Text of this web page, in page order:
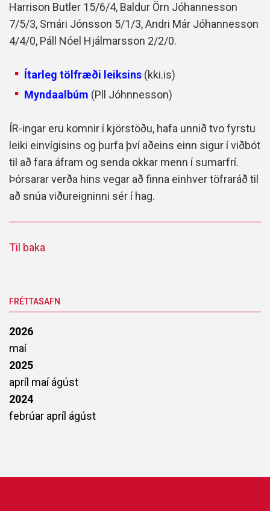
Harrison Butler 15/6/4, Baldur Örn Jóhannesson
7/5/3, Smári Jónsson 5/1/3, Andri Már Jóhannesson
4/4/0, Páll Nóel Hjálmarsson 2/2/0.
Ítarleg tölfræði leiksins (kki.is)
Myndaalbúm (Pll Jóhnnesson)
ÍR-ingar eru komnir í kjörstöðu, hafa unnið tvo fyrstu
leiki einvígisins og þurfa því aðeins einn sigur í viðbót
til að fara áfram og senda okkar menn í sumarfrí.
Þórsarar verða hins vegar að finna einhver töfraráð til
að snúa viðureigninni sér í hag.
Til baka
FRÉTTASAFN
2026
maí
2025
apríl maíágúst
2024
febrúar apríl ágúst